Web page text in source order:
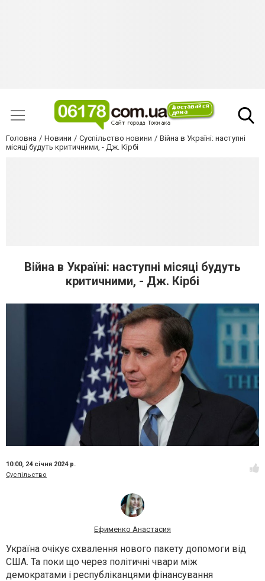
Головна Новини Суспільство новини
Війна в Україні: наступні
місяці будуть критичними, - Дж. Кірбі
Війна в Україні: наступні місяці будуть
критичними, - Дж. Кірбі
10:00, 24 січня 2024 р.
Суспільство
Ефименко Анастасия
Україна очікує схвалення нового пакету допомоги від
США. Та поки що через політичні чвари між
демократами і республіканцями фінансування